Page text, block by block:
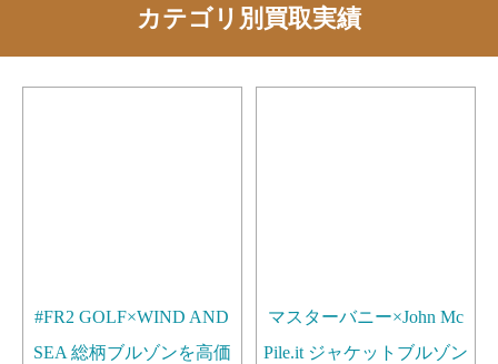
カテゴリ別買取実績
#FR2 GOLF×WIND AND
SEA 総柄ブルゾンを高価
マスターバニー×John Mc
Pile.it ジャケットブルゾン